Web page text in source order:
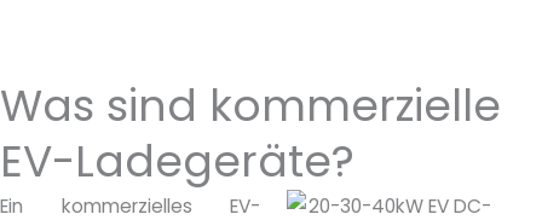
Was sind kommerzielle
EV-Ladegeräte?
Ein kommerzielles EV-